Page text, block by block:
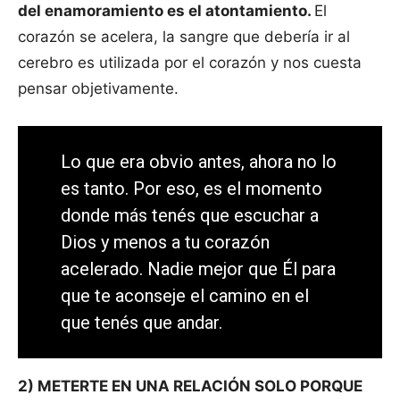
del enamoramiento es el atontamiento. El
corazón se acelera, la sangre que debería ir al
cerebro es utilizada por el corazón y nos cuesta
pensar objetivamente.
Lo que era obvio antes, ahora no lo
es tanto. Por eso, es el momento
donde más tenés que escuchar a
Dios y menos a tu corazón
acelerado. Nadie mejor que Él para
que te aconseje el camino en el
que tenés que andar.
2) METERTE EN UNA RELACIÓN SOLO PORQUE